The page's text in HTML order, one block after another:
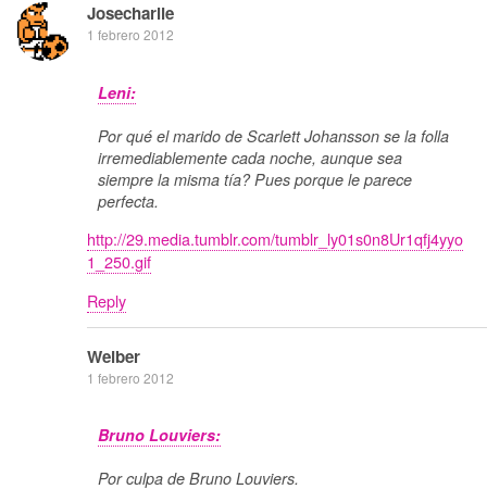
Josecharlie
1 febrero 2012
Leni:
Por qué el marido de Scarlett Johansson se la folla
irremediablemente cada noche, aunque sea
siempre la misma tía? Pues porque le parece
perfecta.
http://29.media.tumblr.com/tumblr_ly01s0n8Ur1qfj4yyo
1_250.gif
Reply
Weiber
1 febrero 2012
Bruno Louviers:
Por culpa de Bruno Louviers.